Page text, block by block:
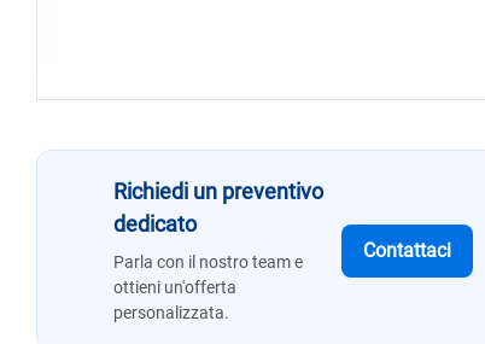
Richiedi un preventivo
dedicato
Parla con il nostro team e
ottieni un'offerta
personalizzata.
Contattaci